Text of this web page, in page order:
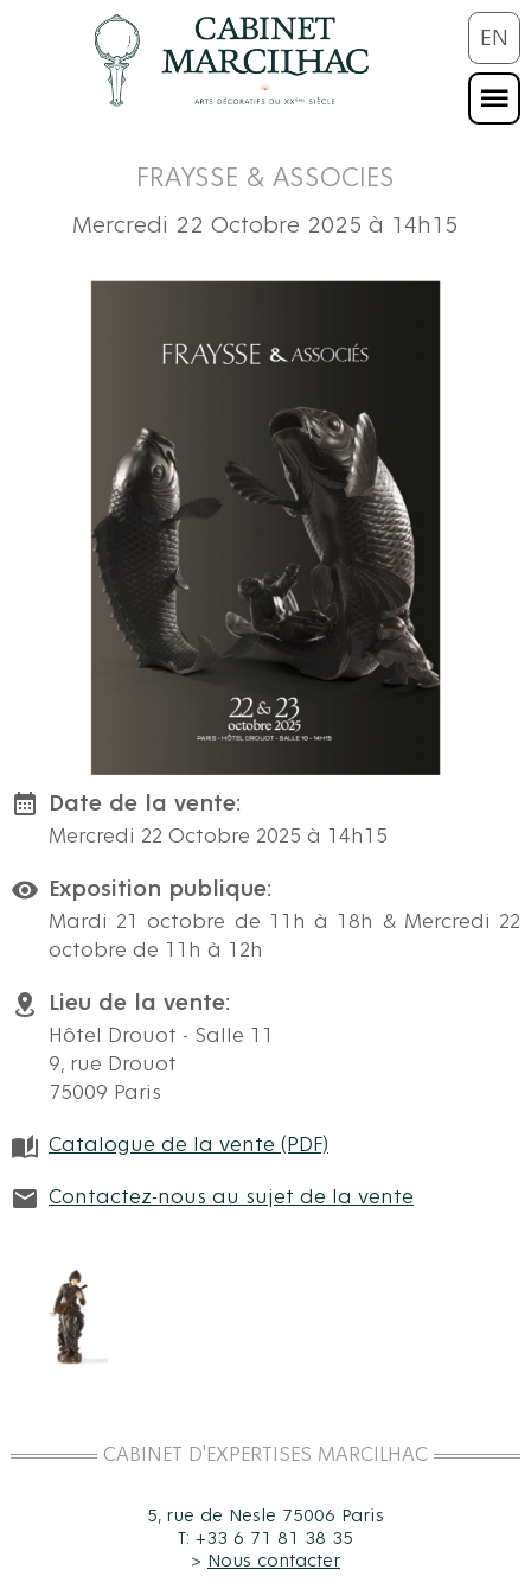
EN
FRAYSSE & ASSOCIES
Mercredi 22 Octobre 2025 à 14h15
Date de la vente:
Mercredi 22 Octobre 2025 à 14h15
Exposition publique:
Mardi 21 octobre de 11h à 18h & Mercredi 22
octobre de 11h à 12h
Lieu de la vente:
Hôtel Drouot - Salle 11
9, rue Drouot
75009 Paris
Catalogue de la vente (PDF)
Contactez-nous au sujet de la vente
CABINET D'EXPERTISES MARCILHAC
5, rue de Nesle 75006 Paris
T: +33 6 71 81 38 35
> Nous contacter